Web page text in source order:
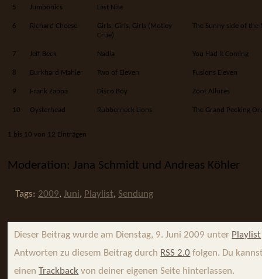
5 Jumbonics Last Nite
6 Richard Cheese
Girls, Girls, Girls (Motley
Crue)
The Sunny side of the
7 Jeff Beck Nadia You Had It Coming
8 Burkhard Mahler Two of Eleven Fusions Eleven
9 Frank Zappa Disco Boy Zoot Allures
10 Oysterhead Rubberneck Lions The Grand Pecking
1 bis 10 von 12 Einträgen
Moderation: Jana Schmidt und Andreas Köhler
Tags: 2009, Juni, Playlist, Sendung
Dieser Beitrag wurde am Dienstag, 9. Juni 2009 unter Playlist
Antworten zu diesem Beitrag durch RSS 2.0 folgen. Du
einenTrackback von deiner eigenen Seite hinterlassen.